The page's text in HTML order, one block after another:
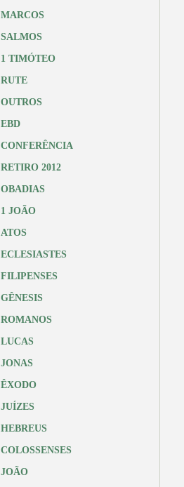
MARCOS
SALMOS
1 TIMÓTEO
RUTE
OUTROS
EBD
CONFERÊNCIA
RETIRO 2012
OBADIAS
1 JOÃO
ATOS
ECLESIASTES
FILIPENSES
GÊNESIS
ROMANOS
LUCAS
JONAS
ÊXODO
JUÍZES
HEBREUS
COLOSSENSES
JOÃO